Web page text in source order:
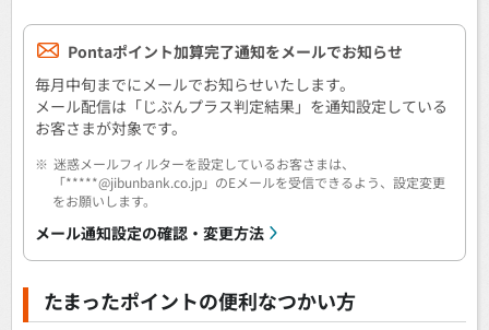
Pontaポイント加算完了通知をメールでお知らせ
毎月中旬までにメールでお知らせいたします。
メール配信は「じぶんプラス判定結果」を通知設定している
お客さまが対象です。
※ 迷惑メールフィルターを設定しているお客さまは、
「*****@jibunbank.co.jp」のEメールを受信できるよう、設定変更
をお願いします。
メール通知設定の確認・変更方法
たまったポイントの便利なつかい方